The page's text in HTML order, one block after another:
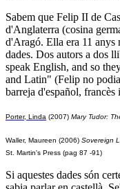
Sabem que Felip II de
d'Anglaterra (cosina
d'Aragó. Ella era 11 anys
dades. Dos autors a dos
speak English, and so
and Latin" (Felip no
barreja d'español, francès
Porter, Linda (2007) Mary Tudor:
Waller, Maureen (2006) Sovereign
St. Martin's Press (pag 87 -91)
Si aquestes dades són